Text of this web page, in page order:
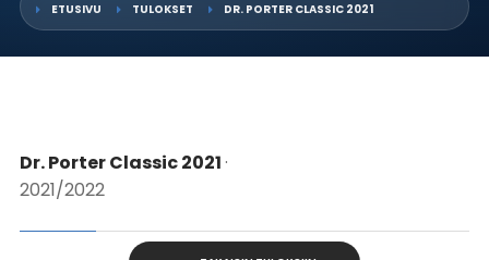
ETUSIVU TULOKSET DR. PORTER CLASSIC 2021
Dr. Porter Classic 2021·
2021/2022